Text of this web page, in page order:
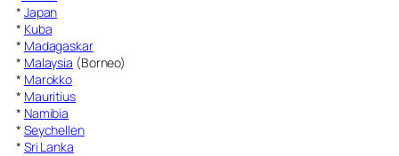
* Japan
* Kuba
* Madagaskar
* Malaysia (Borneo)
* Marokko
* Mauritius
* Namibia
* Seychellen
* Sri Lanka